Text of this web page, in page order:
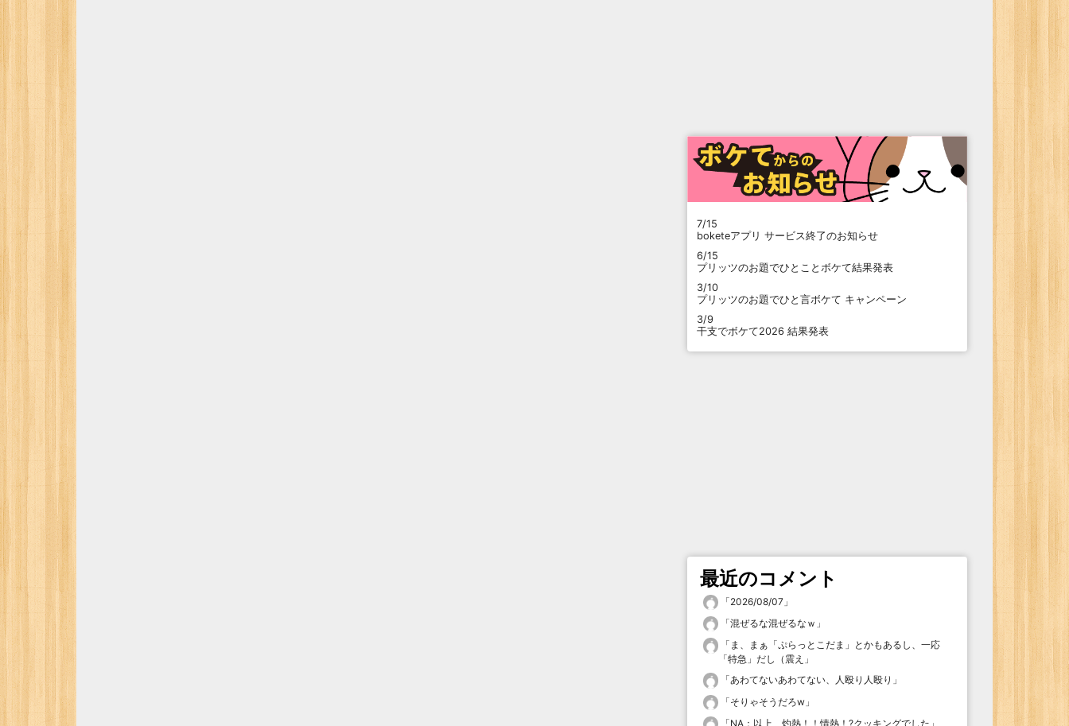
7/15
boketeアプリ サービス終了のお知らせ
6/15
プリッツのお題でひとことボケて結果発表
3/10
プリッツのお題でひと言ボケて キャンペーン
3/9
干支でボケて2026 結果発表
最近のコメント
「2026/08/07 」
「混ぜるな混ぜるなｗ 」
「 ま、まぁ「ぷらっとこだま」とかもあるし、一応
「特急」だし（震え 」
「あわてないあわてない、人殴り人殴り 」
「そりゃそうだろw 」
「NA：以上、灼熱！！情熱！?クッキングでした 」